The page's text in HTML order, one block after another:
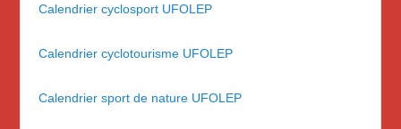
Calendrier cyclosport UFOLEP
Calendrier cyclotourisme UFOLEP
Calendrier sport de nature UFOLEP